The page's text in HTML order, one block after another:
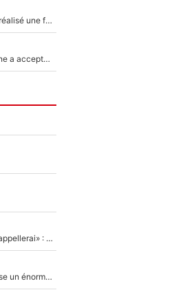
250M€ pour signer une star : Le PSG avait déjà réalisé une folie sur le mercato bien avant Neymar !
Voilà le seul homme politique que Zinedine Zidane a accepté dans son entourage : «Je garde un très bon souvenir de lui»
Mercato - OM - «Dès que je prends un club, je t’appellerai» : La promesse de Marcelino au moment de claquer la porte
Victime de racisme contre Murray, Kyrgios pousse un énorme coup de gueule !